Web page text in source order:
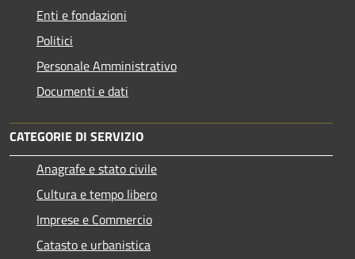
Enti e fondazioni
Politici
Personale Amministrativo
Documenti e dati
CATEGORIE DI SERVIZIO
Anagrafe e stato civile
Cultura e tempo libero
Imprese e Commercio
Catasto e urbanistica